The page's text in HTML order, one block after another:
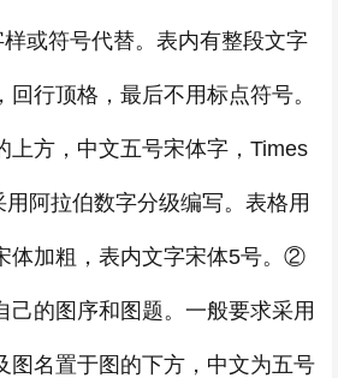
样或符号代替。表内有整段文字
行顶格，最后不用标点符号。
上方，中文五号宋体字，Times
阿拉伯数字分级编写。表格用
体加粗，表内文字宋体5号。②
己的图序和图题。一般要求采用
图名置于图的下方，中文为五号